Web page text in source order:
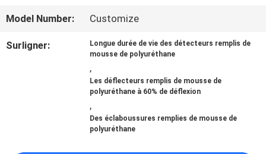
PROPOS
DE
Model Number: Customize
Surligner:
Longue durée de vie des détecteurs remplis de
mousse de polyuréthane
,
Les déflecteurs remplis de mousse de
polyuréthane à 60% de déflexion
,
Des éclaboussures remplies de mousse de
polyuréthane